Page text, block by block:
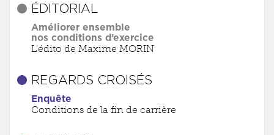
ÉDITORIAL
Améliorer ensemble
nos conditions d’exercice
L’édito de Maxime MORIN
REGARDS CROISÉS
Enquête
Conditions de la fin de carrière